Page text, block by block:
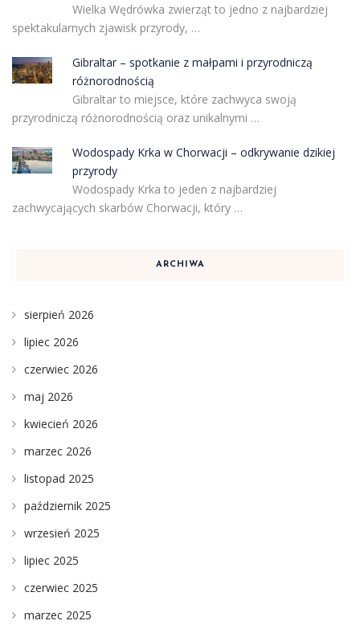
Wielka Wędrówka zwierząt to jedno z najbardziej
spektakularnych zjawisk przyrody, …
Gibraltar – spotkanie z małpami i przyrodniczą
różnorodnością
Gibraltar to miejsce, które zachwyca swoją
przyrodniczą różnorodnością oraz unikalnymi …
Wodospady Krka w Chorwacji – odkrywanie dzikiej
przyrody
Wodospady Krka to jeden z najbardziej
zachwycających skarbów Chorwacji, który …
ARCHIWA
sierpień 2026
lipiec 2026
czerwiec 2026
maj 2026
kwiecień 2026
marzec 2026
listopad 2025
październik 2025
wrzesień 2025
lipiec 2025
czerwiec 2025
marzec 2025